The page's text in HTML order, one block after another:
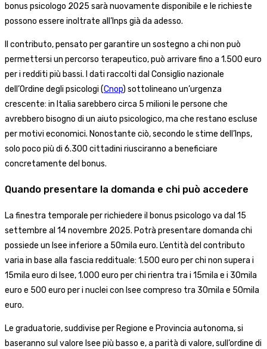
bonus psicologo 2025 sarà nuovamente disponibile e le richieste
possono essere inoltrate all’Inps già da adesso.
Il contributo, pensato per garantire un sostegno a chi non può
permettersi un percorso terapeutico, può arrivare fino a 1.500 euro
per i redditi più bassi. I dati raccolti dal Consiglio nazionale
dell’Ordine degli psicologi (Cnop) sottolineano un’urgenza
crescente: in Italia sarebbero circa 5 milioni le persone che
avrebbero bisogno di un aiuto psicologico, ma che restano escluse
per motivi economici. Nonostante ciò, secondo le stime dell’Inps,
solo poco più di 6.300 cittadini riusciranno a beneficiare
concretamente del bonus.
Quando presentare la domanda e chi può accedere
La finestra temporale per richiedere il bonus psicologo va dal 15
settembre al 14 novembre 2025. Potrà presentare domanda chi
possiede un Isee inferiore a 50mila euro. L’entità del contributo
varia in base alla fascia reddituale: 1.500 euro per chi non supera i
15mila euro di Isee, 1.000 euro per chi rientra tra i 15mila e i 30mila
euro e 500 euro per i nuclei con Isee compreso tra 30mila e 50mila
euro.
Le graduatorie, suddivise per Regione e Provincia autonoma, si
baseranno sul valore Isee più basso e, a parità di valore, sull’ordine di